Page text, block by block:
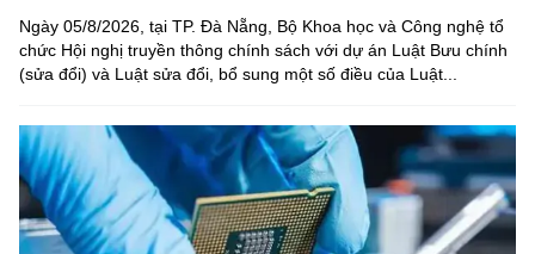
Ngày 05/8/2026, tại TP. Đà Nẵng, Bộ Khoa học và Công nghệ tổ
chức Hội nghị truyền thông chính sách với dự án Luật Bưu chính
(sửa đổi) và Luật sửa đổi, bổ sung một số điều của Luật...